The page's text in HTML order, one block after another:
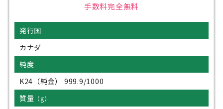
手数料完全無料
発行国
カナダ
純度
K24（純金） 999.9/1000
質量 （g）